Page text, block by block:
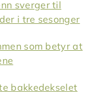
sverger til
i tre sesonger
som betyr at
bakkedekselet